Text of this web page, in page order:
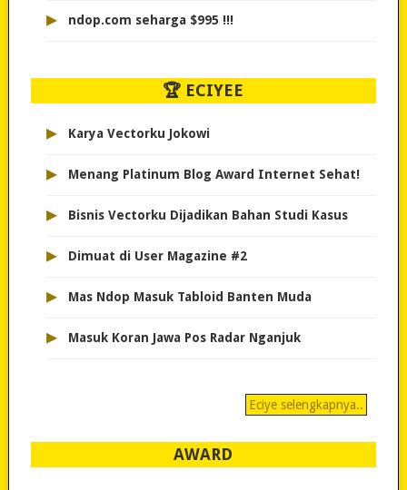
▸ ndop.com seharga $995 !!!
🏆 ECIYEE
▸ Karya Vectorku Jokowi
▸ Menang Platinum Blog Award Internet Sehat!
▸ Bisnis Vectorku Dijadikan Bahan Studi Kasus
▸ Dimuat di User Magazine #2
▸ Mas Ndop Masuk Tabloid Banten Muda
▸ Masuk Koran Jawa Pos Radar Nganjuk
Eciye selengkapnya..
AWARD